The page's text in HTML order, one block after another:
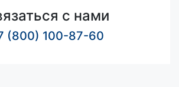
с нами
(800) 100-87-60